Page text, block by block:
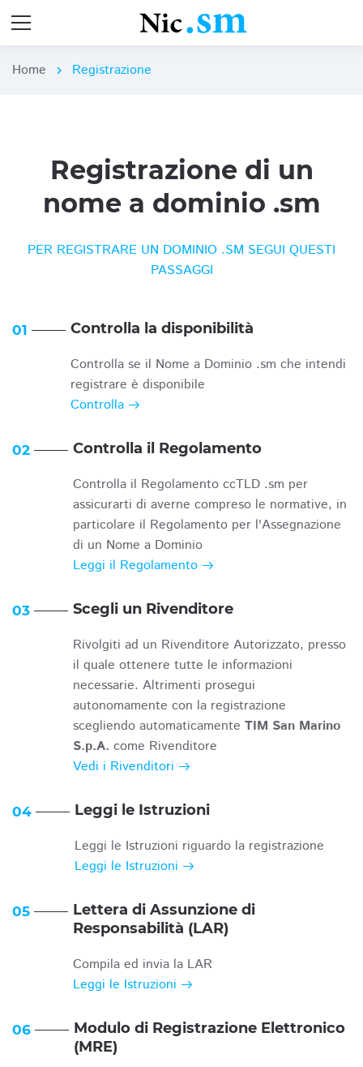
Home chevron_right Registrazione
Registrazione di un
nome a dominio .sm
PER REGISTRARE UN DOMINIO .SM SEGUI QUESTI
PASSAGGI
01 Controlla la disponibilità
Controlla se il Nome a Dominio .sm che intendi
registrare è disponibile
Controlla
02 Controlla il Regolamento
Controlla il Regolamento ccTLD .sm per
assicurarti di averne compreso le normative, in
particolare il Regolamento per l'Assegnazione
di un Nome a Dominio
Leggi il Regolamento
03 Scegli un Rivenditore
Rivolgiti ad un Rivenditore Autorizzato, presso
il quale ottenere tutte le informazioni
necessarie. Altrimenti prosegui
autonomamente con la registrazione
scegliendo automaticamente TIM San Marino
S.p.A. come Rivenditore
Vedi i Rivenditori
04 Leggi le Istruzioni
Leggi le Istruzioni riguardo la registrazione
Leggi le Istruzioni
05
Lettera di Assunzione di
Responsabilità (LAR)
Compila ed invia la LAR
Leggi le Istruzioni
06
Modulo di Registrazione Elettronico
(MRE)